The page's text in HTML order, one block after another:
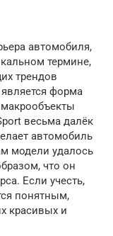
автомобиля,
термине,
трендов
форма
весьма далёк
автомобиль
модели удалось
что он
Если учесть,
понятным,
красивых и